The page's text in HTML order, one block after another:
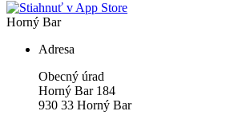
Horný Bar
Adresa
Obecný úrad
Horný Bar 184
930 33 Horný Bar